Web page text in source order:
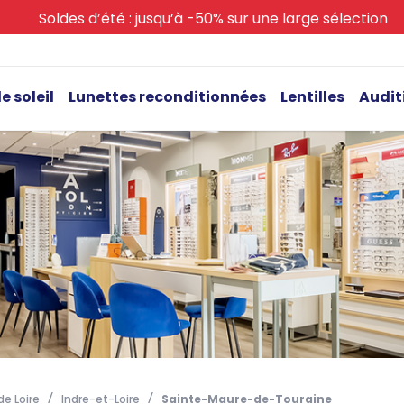
Soldes d’été : jusqu’à -50% sur une large sélection
soleil Lunettes reconditionnées Lentilles
Loire Indre-et-Loire Sainte-Maure-de-Touraine